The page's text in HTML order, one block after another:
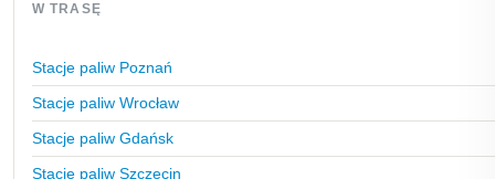
W TRASĘ
Stacje paliw Poznań
Stacje paliw Wrocław
Stacje paliw Gdańsk
Stacje paliw Szczecin